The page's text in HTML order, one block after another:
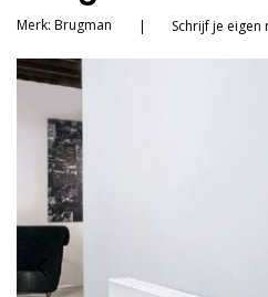
Merk: Brugman | Schrijf je eigen